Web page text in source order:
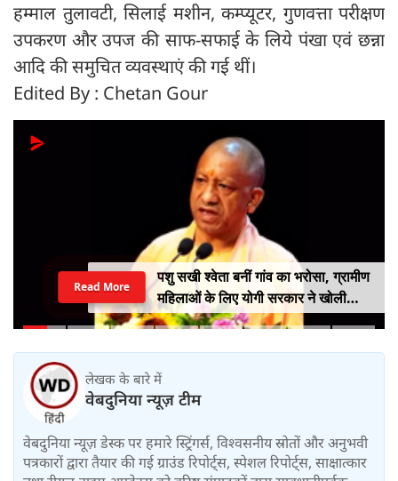
हम्माल तुलावटी, सिलाई मशीन, कम्प्यूटर, गुणवत्ता परीक्षण
उपकरण और उपज की साफ-सफाई के लिये पंखा एवं छन्ना
आदि की समुचित व्यवस्थाएं की गई थीं।
Edited By : Chetan Gour
पशु सखी श्वेता बनीं गांव का भरोसा, ग्रामीण
महिलाओं के लिए योगी सरकार ने खोली
आत्मनिर्भरता की राह
Read More
लेखक के बारे में
वेबदुनिया न्यूज़ टीम
वेबदुनिया न्यूज़ डेस्क पर हमारे स्ट्रिंगर्स, विश्वसनीय स्रोतों और अनुभवी
पत्रकारों द्वारा तैयार की गई ग्राउंड रिपोर्ट्स, स्पेशल रिपोर्ट्स, साक्षात्कार